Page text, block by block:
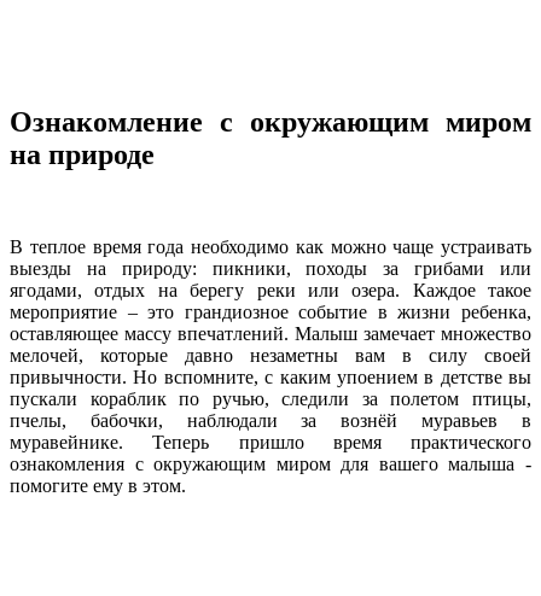
Ознакомление с окружающим миром
на природе
В теплое время года необходимо как можно чаще устраивать
выезды на природу: пикники, походы за грибами или
ягодами, отдых на берегу реки или озера. Каждое такое
мероприятие – это грандиозное событие в жизни ребенка,
оставляющее массу впечатлений. Малыш замечает множество
мелочей, которые давно незаметны вам в силу своей
привычности. Но вспомните, с каким упоением в детстве вы
пускали кораблик по ручью, следили за полетом птицы,
пчелы, бабочки, наблюдали за вознёй муравьев в
муравейнике. Теперь пришло время практического
ознакомления с окружающим миром для вашего малыша -
помогите ему в этом.